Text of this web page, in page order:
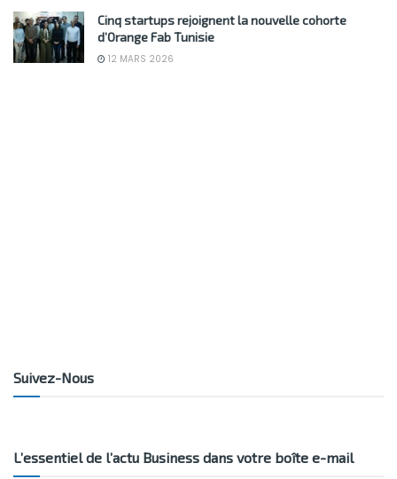
Cinq startups rejoignent la nouvelle cohorte
d’Orange Fab Tunisie
12 MARS 2026
Suivez-Nous
L’essentiel de l’actu Business dans votre boîte e-mail